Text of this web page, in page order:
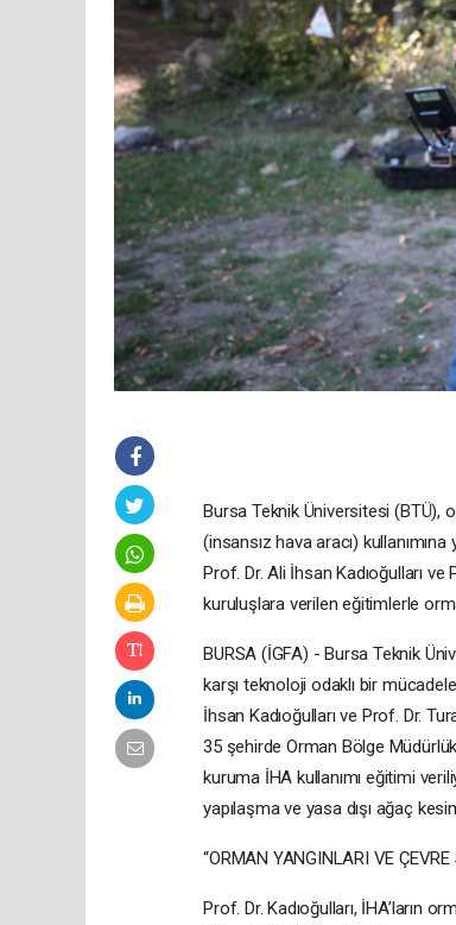
Bursa Teknik Üniversitesi (BTÜ),
(insansız hava aracı)
Prof. Dr. Ali İhsan Kadıoğulları
kuruluşlara verilen eğitimlerle
BURSA (İGFA) - Bursa Teknik
karşı teknoloji odaklı bir
İhsan Kadıoğulları ve Prof. Dr.
35 şehirde Orman Bölge
kuruma İHA kullanımı eğitimi
yapılaşma ve yasa dışı ağaç
“ORMAN YANGINLARI VE
Prof. Dr. Kadıoğulları, İHA’ların